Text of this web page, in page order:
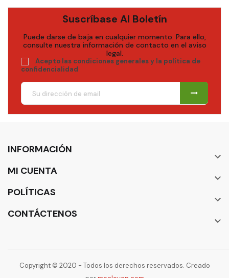
Suscríbase Al Boletín
Puede darse de baja en cualquier momento. Para ello,
consulte nuestra información de contacto en el aviso
legal.
Acepto las condiciones generales y la política de
confidencialidad
INFORMACIÓN

MI CUENTA

POLÍTICAS

CONTÁCTENOS

Copyright © 2020 - Todos los derechos reservados. Creado